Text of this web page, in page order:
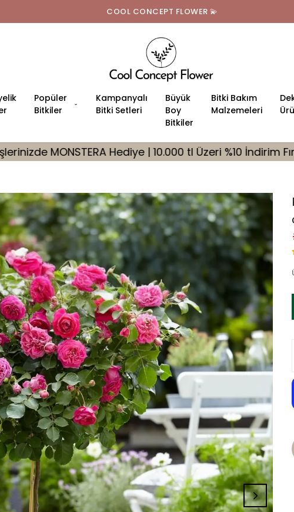
COOL CONCEPT FLOWER 💫
Popüler
Bitkiler
Kampanyalı
Bitki Setleri
Büyük
Boy
Bitkiler
Bitki Bakım
Malzemeleri
| 10.000 tl Üzeri %10 İndirim Fırsatı 🎁 Tüm